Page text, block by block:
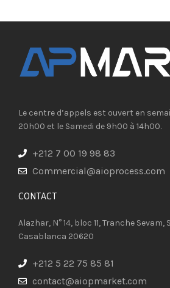
Le centre d’appels est ouvert en
20h00 et le Samedi de 9h00 à 14h00.
+212 7 00 19 98 83
Commercial@aioprocess.com
CONTACT​
Alazhar, N° 14, bloc 11, Tranche Sevam,
Casablanca 20620
+212 5 22 75 85 81
contact@aiopmarket.com